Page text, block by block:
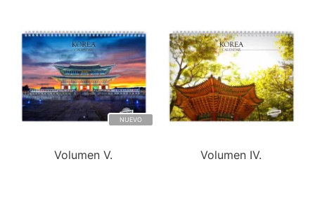
NUEVO
Volumen V. Volumen IV.